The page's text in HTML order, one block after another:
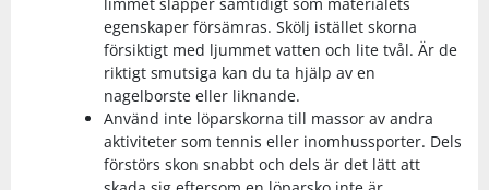
egenskaper försämras. Skölj istället skorna
försiktigt med ljummet vatten och lite tvål. Är de
riktigt smutsiga kan du ta hjälp av en
nagelborste eller liknande.
Använd inte löparskorna till massor av andra
aktiviteter som tennis eller inomhussporter. Dels
förstörs skon snabbt och dels är det lätt att